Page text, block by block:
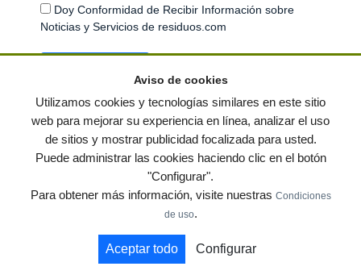
Doy Conformidad de Recibir Información sobre
Noticias y Servicios de residuos.com
© residuos.com - Todos los derechos reservados Política de privacidad
Condiciones de uso|Contacto|Editores| Mapa web|Preguntas frecuentes
Publica tus anuncios gratis!
Muebles de terraza y jardin Notas de prensa
by
Aviso de cookies
Utilizamos cookies y tecnologías similares en este sitio
web para mejorar su experiencia en línea, analizar el uso
de sitios y mostrar publicidad focalizada para usted.
Puede administrar las cookies haciendo clic en el botón
"Configurar".
Para obtener más información, visite nuestras Condiciones
de uso.
Aceptar todo Configurar